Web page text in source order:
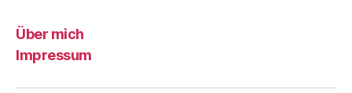
Über mich
Impressum